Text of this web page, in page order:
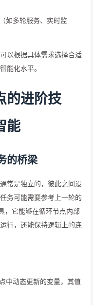
如多轮服务、实时监
以根据具体需求选择合适
能化水平。
的进阶技
能
的桥梁
常是独立的，彼此之间没
务可能需要参考上一轮的
，它能够在循环节点内部
行，还能保持逻辑上的连
中动态更新的变量，其值